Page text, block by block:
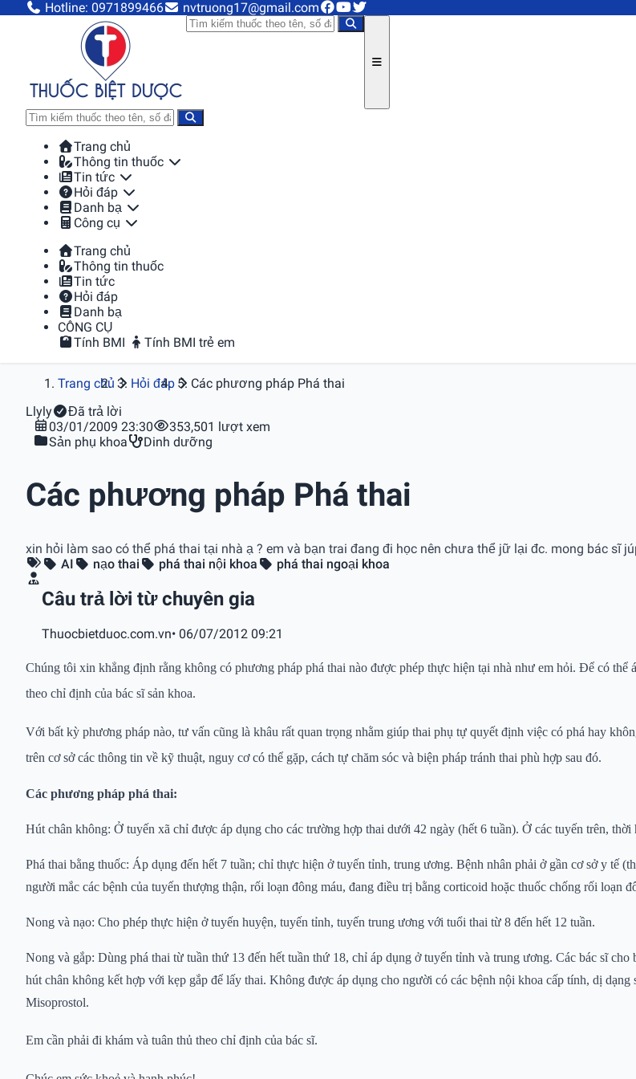
Hotline: 0971899466 nvtruong17@gmail.com
Trang chủ
Thông tin thuốc
Tin tức
Hỏi đáp
Danh bạ
Công cụ
Trang chủ
Thông tin thuốc
Tin tức
Hỏi đáp
Danh bạ
CÔNG CỤ
Tính BMI
Tính BMI trẻ em
Trang chủ Hỏi đáp
Các phương pháp Phá thai
Llyly
Đã trả lời
03/01/2009 23:30
353,501 lượt xem
Sản phụ khoa
Dinh dưỡng
Các phương pháp Phá thai
xin hỏi làm sao có thể phá thai tại nhà ạ ? em và bạn trai đang đi học nên chưa thể jữ lại đc. mong bác sĩ
AI
nạo thai phá thai nội khoa phá thai ngoại khoa
Câu trả lời từ chuyên gia
Thuocbietduoc.com.vn• 06/07/2012 09:21
Chúng tôi xin khẳng định rằng không có phương pháp phá thai nào được phép thực hiện tại nhà như em hỏi. Để có
theo chỉ định của bác sĩ sản khoa.
Với bất kỳ phương pháp nào, tư vấn cũng là khâu rất quan trọng nhằm giúp thai phụ tự quyết định việc có phá hay
trên cơ sở các thông tin về kỹ thuật, nguy cơ có thể gặp, cách tự chăm sóc và biện pháp tránh thai phù hợp sau đó.
Các phương pháp phá thai:
Hút chân không: Ở tuyến xã chỉ được áp dụng cho các trường hợp thai dưới 42 ngày (hết 6 tuần). Ở các tuyến trên, thời
Phá thai bằng thuốc: Áp dụng đến hết 7 tuần; chỉ thực hiện ở tuyến tỉnh, trung ương. Bệnh nhân phải ở gần cơ sở y tế
người mắc các bệnh của tuyến thượng thận, rối loạn đông máu, đang điều trị bằng corticoid hoặc thuốc chống rối
Nong và nạo: Cho phép thực hiện ở tuyến huyện, tuyến tỉnh, tuyến trung ương với tuổi thai từ 8 đến hết 12 tuần.
Nong và gắp: Dùng phá thai từ tuần thứ 13 đến hết tuần thứ 18, chỉ áp dụng ở tuyến tỉnh và trung ương. Các bác sĩ
hút chân không kết hợp với kẹp gắp để lấy thai. Không được áp dụng cho người có các bệnh nội khoa cấp tính, dị
Misoprostol.
Em cần phải đi khám và tuân thủ theo chỉ định của bác sĩ.